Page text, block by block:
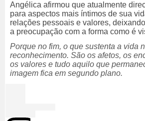
Angélica afirmou que atualmente
para aspectos mais íntimos de sua
relações pessoais e valores,
a preocupação com a forma como é
Porque no fim, o que sustenta a vida
reconhecimento. São os afetos, os
os valores e tudo aquilo que
imagem fica em segundo plano.